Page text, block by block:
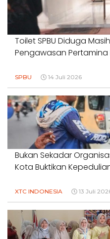
Toilet SPBU Diduga
Pengawasan
SPBU 14 Juli 2026
Bukan Sekadar
Kota Buktikan
XTC INDONESIA 13 Juli